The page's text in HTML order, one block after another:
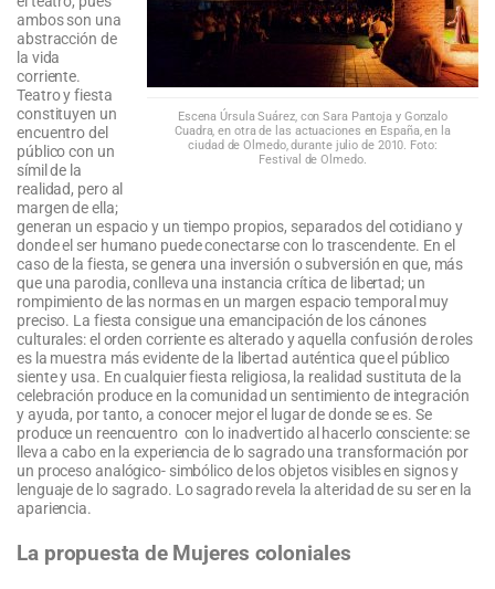
Escena Úrsula Suárez, con Sara Pantoja y Gonzalo
Cuadra, en otra de las actuaciones en España, en la
ciudad de Olmedo, durante julio de 2010. Foto:
Festival de Olmedo.
ambos son una
abstracción de
la vida
corriente.
Teatro y fiesta
constituyen un
encuentro del
público con un
símil de la
realidad, pero al
margen de ella;
generan un espacio y un tiempo propios, separados del cotidiano y
donde el ser humano puede conectarse con lo trascendente. En el
caso de la fiesta, se genera una inversión o subversión en que, más
que una parodia, conlleva una instancia crítica de libertad; un
rompimiento de las normas en un margen espacio temporal muy
preciso. La fiesta consigue una emancipación de los cánones
culturales: el orden corriente es alterado y aquella confusión de roles
es la muestra más evidente de la libertad auténtica que el público
siente y usa. En cualquier fiesta religiosa, la realidad sustituta de la
celebración produce en la comunidad un sentimiento de integración
y ayuda, por tanto, a conocer mejor el lugar de donde se es. Se
produce un reencuentro con lo inadvertido al hacerlo consciente: se
lleva a cabo en la experiencia de lo sagrado una transformación por
un proceso analógico- simbólico de los objetos visibles en signos y
lenguaje de lo sagrado. Lo sagrado revela la alteridad de su ser en la
apariencia.
La propuesta de Mujeres coloniales